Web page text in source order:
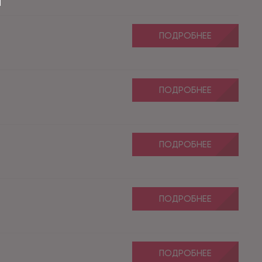
ПОДРОБНЕЕ
ПОДРОБНЕЕ
ПОДРОБНЕЕ
ПОДРОБНЕЕ
ПОДРОБНЕЕ